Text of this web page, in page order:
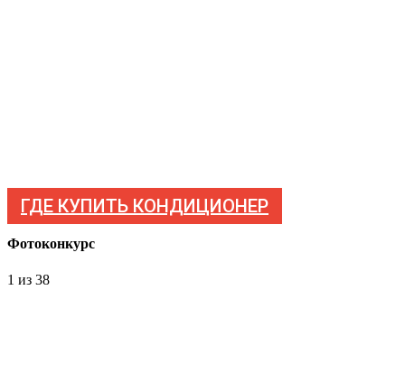
ГДЕ КУПИТЬ КОНДИЦИОНЕР
Фотоконкурс
1 из 38